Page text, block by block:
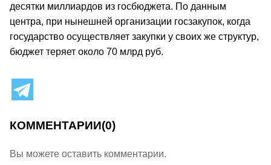
десятки миллиардов из госбюджета. По данным
центра, при нынешней организации госзакупок, когда
государство осуществляет закупки у своих же структур,
бюджет теряет около 70 млрд руб.
КОММЕНТАРИИ(0)
Вы можете оставить комментарии.